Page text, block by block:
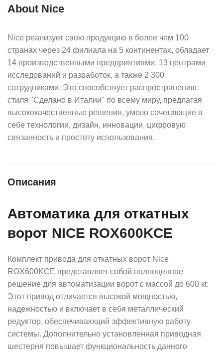
About Nice
Nice реализует свою продукцию в более чем 100
странах через 24 филиала на 5 континентах, обладает
14 производственными предприятиями, 13 центрами
исследований и разработок, а также 2 300
сотрудниками. Это способствует распространению
стиля "Сделано в Италии" по всему миру, предлагая
высококачественные решения, умело сочетающие в
себе технологии, дизайн, инновации, цифровую
связанность и простоту использования.
Описания
Автоматика для откатных
ворот NICE ROX600KCE
Комплект привода для откатных ворот Nice
ROX600KCE представляет собой полноценное
решение для автоматизации ворот с массой до 600 кг.
Этот привод отличается высокой мощностью,
надежностью и включает в себя металлический
редуктор, обеспечивающий эффективную работу
системы. Дополнительно установленная приводная
шестерня повышает функциональность данного